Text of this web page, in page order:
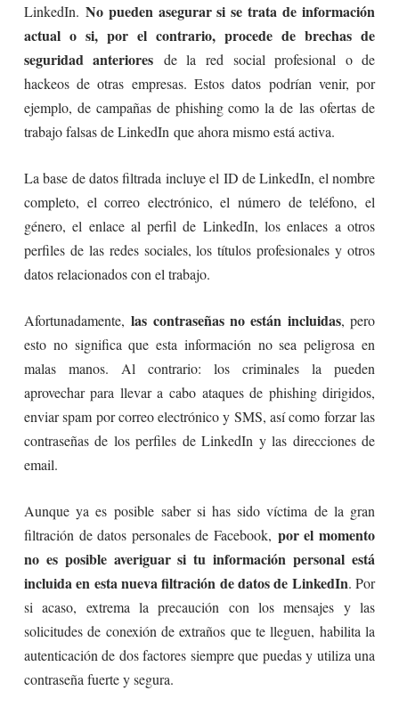
LinkedIn. No pueden asegurar si se trata de información
actual o si, por el contrario, procede de brechas de
seguridad anteriores de la red social profesional o de
hackeos de otras empresas. Estos datos podrían venir, por
ejemplo, de campañas de phishing como la de las ofertas de
trabajo falsas de LinkedIn que ahora mismo está activa.
La base de datos filtrada incluye el ID de LinkedIn, el nombre
completo, el correo electrónico, el número de teléfono, el
género, el enlace al perfil de LinkedIn, los enlaces a otros
perfiles de las redes sociales, los títulos profesionales y otros
datos relacionados con el trabajo.
Afortunadamente,las contraseñas no están incluidas, pero
esto no significa que esta información no sea peligrosa en
malas manos. Al contrario: los criminales la pueden
aprovechar para llevar a cabo ataques de phishing dirigidos,
enviar spam por correo electrónico y SMS, así como forzar las
contraseñas de los perfiles de LinkedIn y las direcciones de
email.
Aunque ya es posible saber si has sido víctima de la gran
filtración de datos personales de Facebook, por el momento
no es posible averiguar si tu información personal está
incluida en esta nueva filtración de datos de LinkedIn. Por
si acaso, extrema la precaución con los mensajes y las
solicitudes de conexión de extraños que te lleguen, habilita la
autenticación de dos factores siempre que puedas y utiliza una
contraseña fuerte y segura.